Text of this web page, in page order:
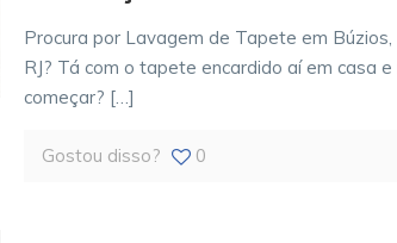
Procura por Lavagem de Tapete em
RJ? Tá com o tapete encardido aí em casa
começar? […]
Gostou disso? 0